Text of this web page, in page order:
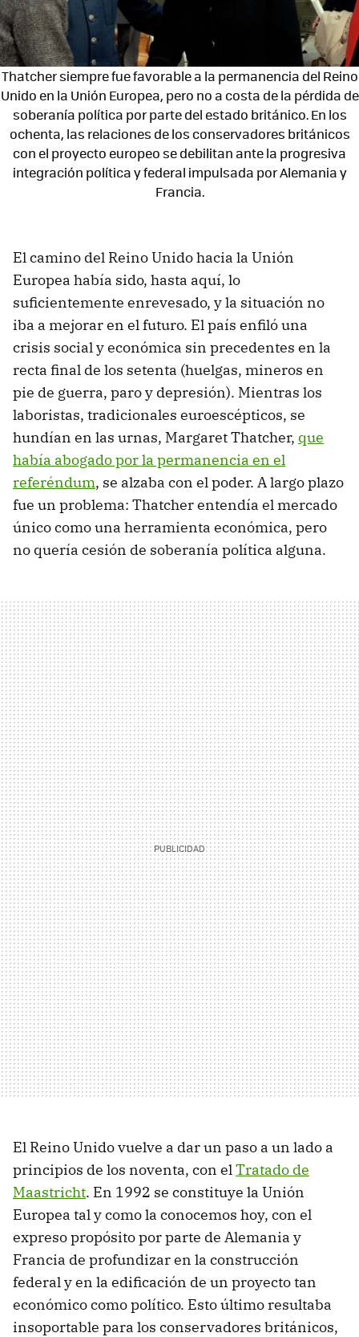
Thatcher siempre fue favorable a la permanencia del Reino
Unido en la Unión Europea, pero no a costa de la pérdida de
soberanía política por parte del estado británico. En los
ochenta, las relaciones de los conservadores británicos
con el proyecto europeo se debilitan ante la progresiva
integración política y federal impulsada por Alemania y
Francia.
El camino del Reino Unido hacia la Unión
Europea había sido, hasta aquí, lo
suficientemente enrevesado, y la situación no
iba a mejorar en el futuro. El país enfiló una
crisis social y económica sin precedentes en la
recta final de los setenta (huelgas, mineros en
pie de guerra, paro y depresión). Mientras los
laboristas, tradicionales euroescépticos, se
hundían en las urnas, Margaret Thatcher, que
había abogado por la permanencia en el
referéndum, se alzaba con el poder. A largo plazo
fue un problema: Thatcher entendía el mercado
único como una herramienta económica, pero
no quería cesión de soberanía política alguna.
El Reino Unido vuelve a dar un paso a un lado a
principios de los noventa, con el Tratado de
Maastricht. En 1992 se constituye la Unión
Europea tal y como la conocemos hoy, con el
expreso propósito por parte de Alemania y
Francia de profundizar en la construcción
federal y en la edificación de un proyecto tan
económico como político. Esto último resultaba
insoportable para los conservadores británicos,